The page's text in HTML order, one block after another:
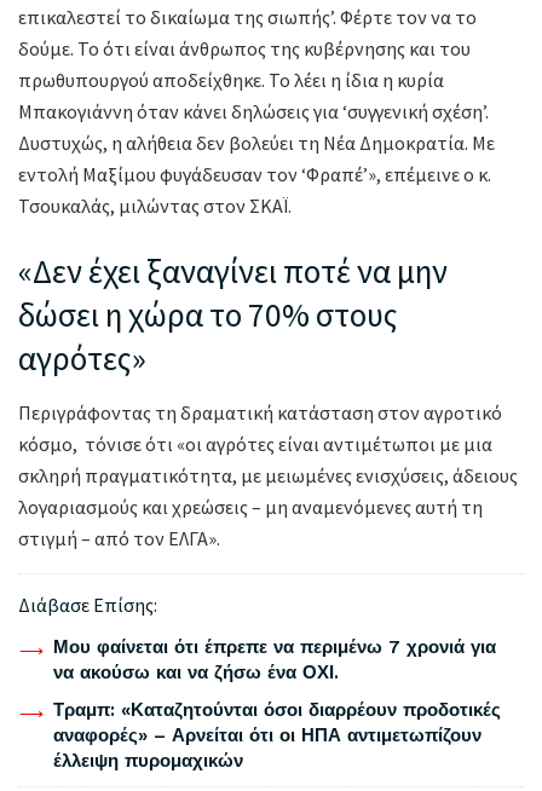
επικαλεστεί το δικαίωμα της σιωπής’. Φέρτε τον να το
δούμε. Το ότι είναι άνθρωπος της κυβέρνησης και του
πρωθυπουργού αποδείχθηκε. Το λέει η ίδια η κυρία
Μπακογιάννη όταν κάνει δηλώσεις για ‘συγγενική σχέση’.
Δυστυχώς, η αλήθεια δεν βολεύει τη Νέα Δημοκρατία. Με
εντολή Μαξίμου φυγάδευσαν τον ‘Φραπέ’», επέμεινε ο κ.
Τσουκαλάς, μιλώντας στον ΣΚΑΪ.
«Δεν έχει ξαναγίνει ποτέ να μην
δώσει η χώρα το 70% στους
αγρότες»
Περιγράφοντας τη δραματική κατάσταση στον αγροτικό
κόσμο, τόνισε ότι «οι αγρότες είναι αντιμέτωποι με μια
σκληρή πραγματικότητα, με μειωμένες ενισχύσεις, άδειους
λογαριασμούς και χρεώσεις – μη αναμενόμενες αυτή τη
στιγμή – από τον ΕΛΓΑ».
Διάβασε Επίσης:
Μου φαίνεται ότι έπρεπε να περιμένω 7 χρονιά για
να ακούσω και να ζήσω ένα ΟΧΙ.
Τραμπ: «Καταζητούνται όσοι διαρρέουν προδοτικές
αναφορές» – Αρνείται ότι οι ΗΠΑ αντιμετωπίζουν
έλλειψη πυρομαχικών